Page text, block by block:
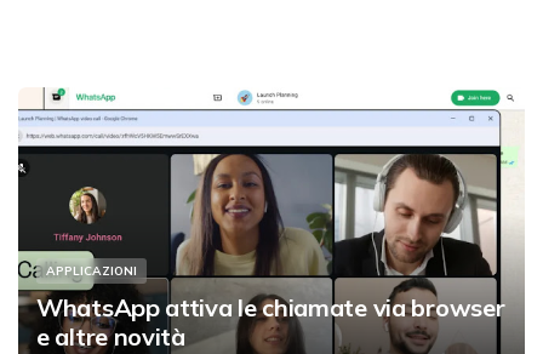
APPLICAZIONI
WhatsApp attiva le chiamate via browser
e altre novità